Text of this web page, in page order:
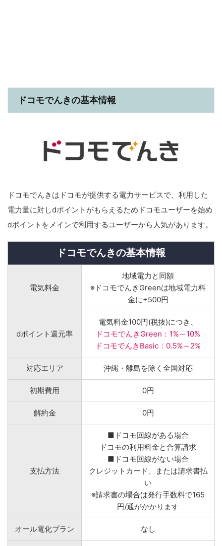
ドコモでんきの基本情報
ドコモでんきはドコモが提供する電力サービスで、利用した
電力量に対しdポイントがもらえるためドコモユーザーを始め
dポイントをメインで利用するユーザーから人気があります。
ドコモでんきの基本情報
電気料金
地域電力と同額
※ドコモでんきGreenは地域電力料
金に+500円
dポイント還元率
電気料金100円(税抜)につき、
ドコモでんきGreen：1%～10%
ドコモでんきBasic：0.5%～2%
対応エリア 沖縄・離島を除く全国対応
初期費用 0円
解約金 0円
支払方法
■ドコモ回線がある場合
ドコモの利用料金と合算請求
■ドコモ回線がない場合
クレジットカード、または請求書払
い
※請求書の場合は発行手数料で165
円/通がかかります
オール電化プラン なし